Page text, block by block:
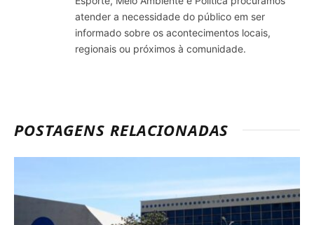
atender a necessidade do público em ser
informado sobre os acontecimentos locais,
regionais ou próximos à comunidade.
POSTAGENS RELACIONADAS